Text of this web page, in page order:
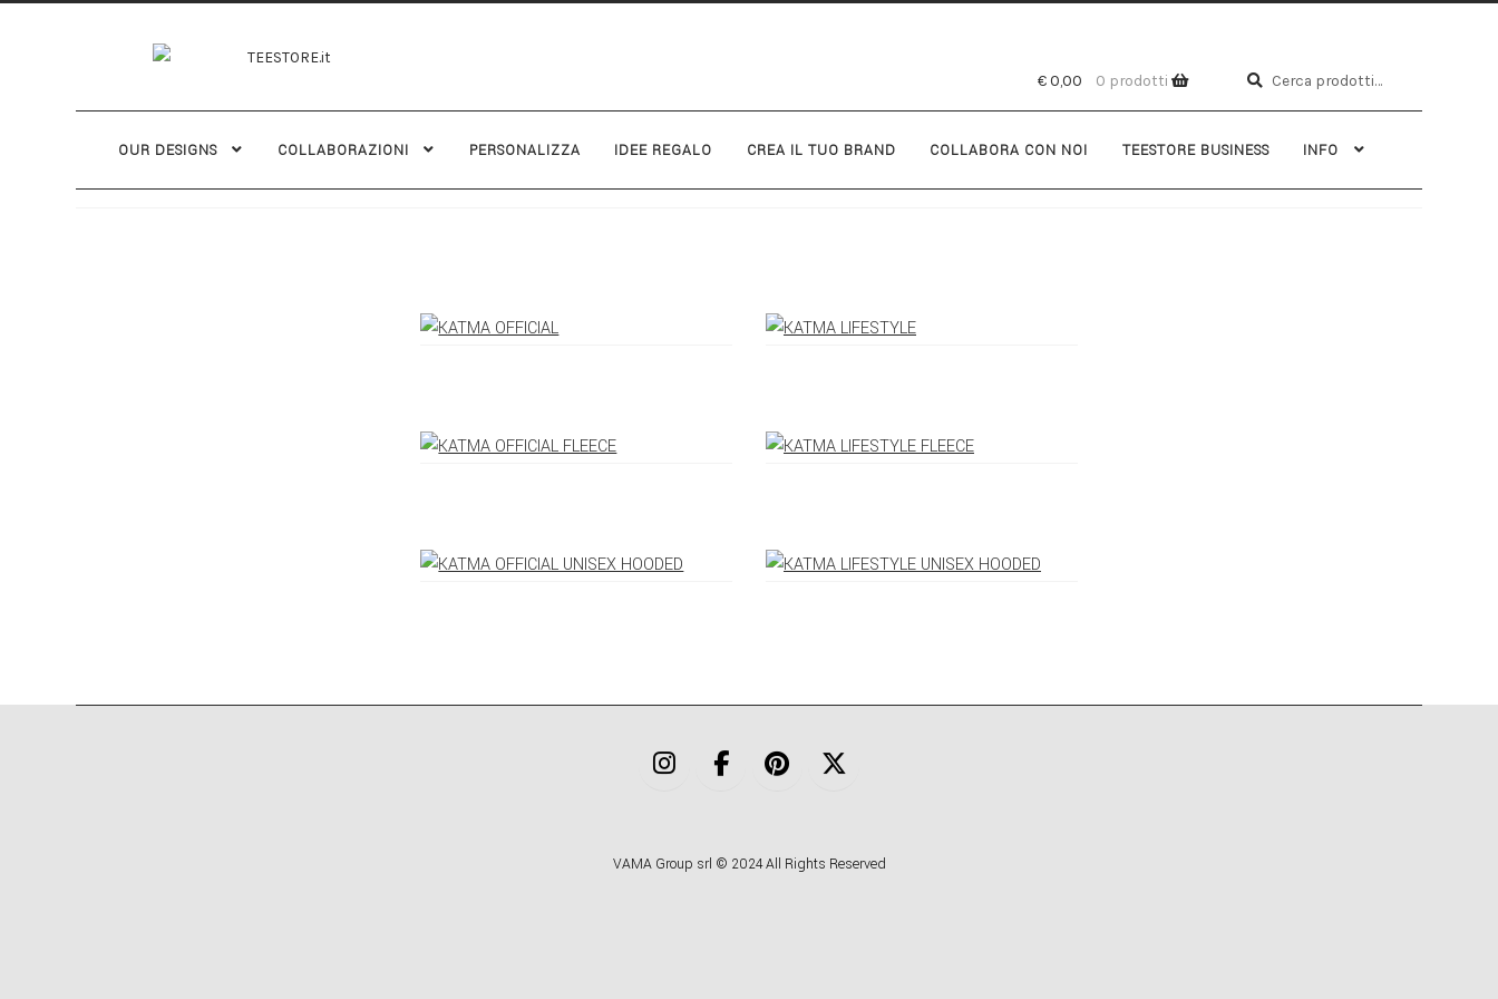
Cerca
€0,00 0 prodotti
OUR DESIGNS COLLABORAZIONI PERSONALIZZA IDEE REGALO CREA IL TUO BRAND COLLABORA CON NOI TEESTORE BUSINESS INFO
VAMA Group srl © 2024 All Rights Reserved